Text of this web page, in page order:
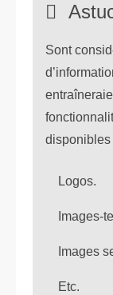
Sont
disponibles
Logos.
Images-
Images
Etc.